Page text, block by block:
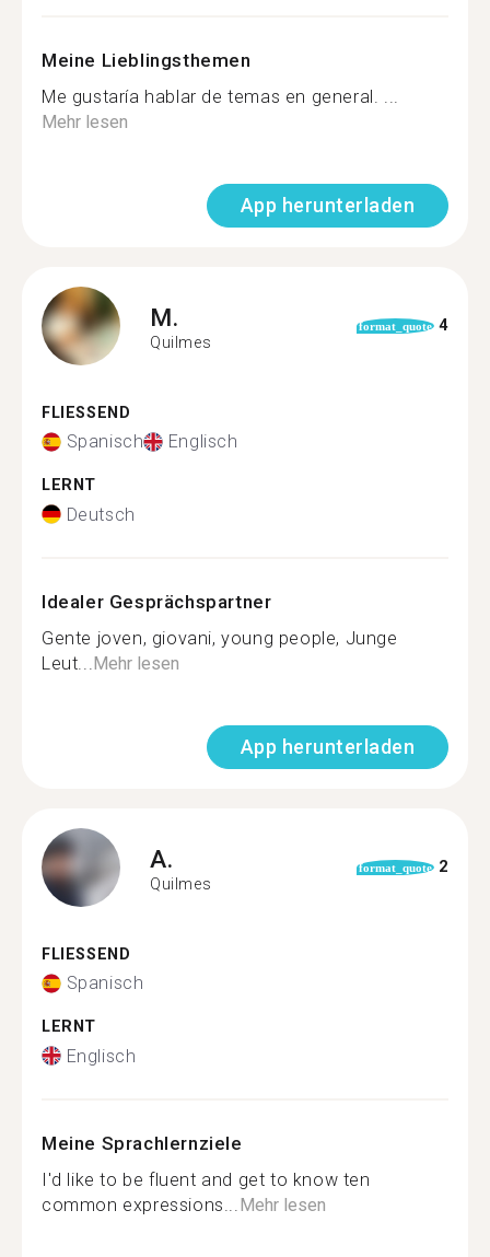
Meine Lieblingsthemen
Me gustaría hablar de temas en general. ...
Mehr lesen
App herunterladen
M.
Quilmes
format_quote 4
FLIESSEND
Spanisch Englisch
LERNT
Deutsch
Idealer Gesprächspartner
Gente joven, giovani, young people, Junge
Leut... Mehr lesen
App herunterladen
A.
Quilmes
format_quote 2
FLIESSEND
Spanisch
LERNT
Englisch
Meine Sprachlernziele
I'd like to be fluent and get to know ten
common expressions... Mehr lesen